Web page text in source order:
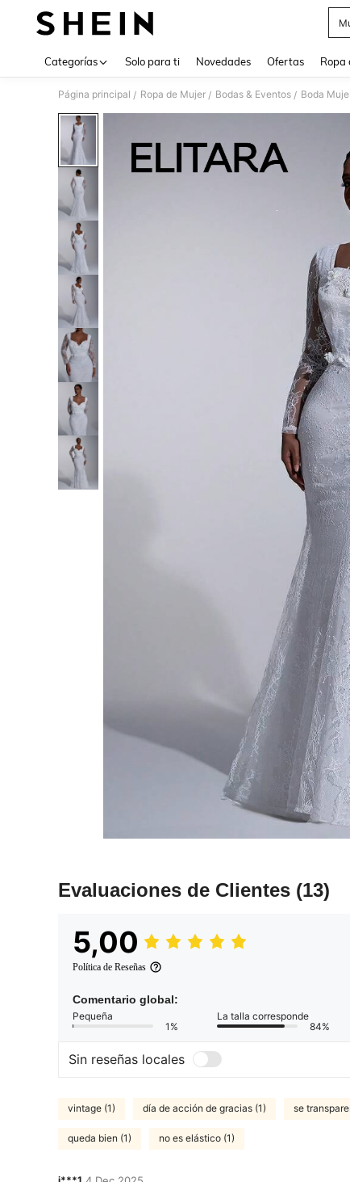
Categorías Solo para ti Novedades Ofertas Ropa
Página principal / Ropa de Mujer / Bodas & Eventos / Boda
Evaluaciones de Clientes (13)
5,00
Política de Reseñas
Comentario global:
Pequeña
1%
La talla corresponde
84%
Sin reseñas locales
vintage (1) día de acción de gracias (1) se
queda bien (1) no es elástico (1)